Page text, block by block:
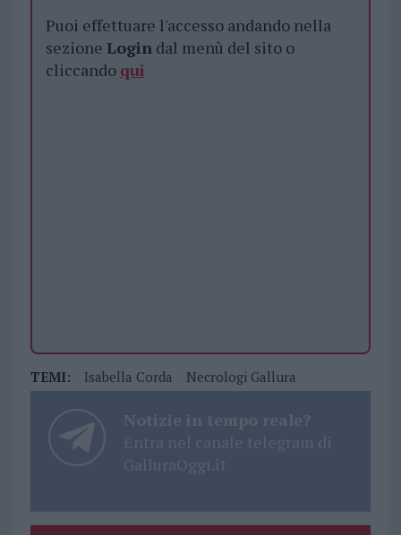
Puoi effettuare l'accesso andando nella
sezione Logindal menù del sito o
cliccando qui
TEMI: Isabella Corda Necrologi Gallura
Notizie in tempo reale?
Entra nel canale telegram di
GalluraOggi.it